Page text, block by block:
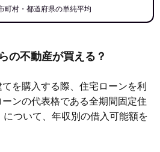
村・都道府県の単純平均
の不動産が買える？
を購入する際、住宅ローンを利
ンの代表格である全期間固定住
ついて、年収別の借入可能額を